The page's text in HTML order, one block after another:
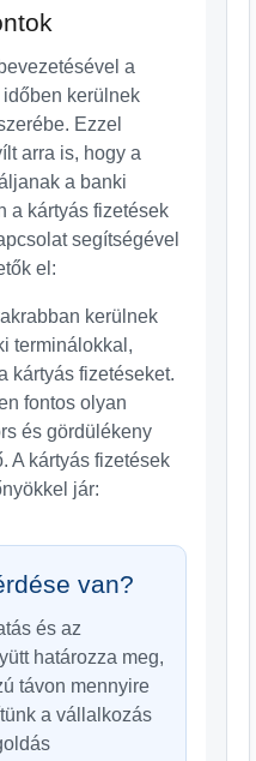
a
kerülnek
Ezzel
arra is, hogy a
a banki
a kártyás fizetések
segítségével
el:
kerülnek
terminálokkal,
kártyás fizetéseket.
fontos olyan
és gördülékeny
A kártyás fizetések
jár:
van?
és az
határozza meg,
távon mennyire
a vállalkozás